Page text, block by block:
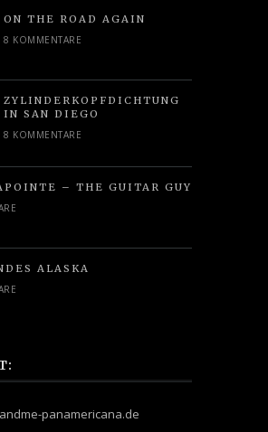
ON THE ROAD AGAIN
8 KOMMENTARE
ZYLINDERKOPFDICHTUNG
IN SAN DIEGO
8 KOMMENTARE
– THE GUITAR GUY
ALASKA
panamericana.de